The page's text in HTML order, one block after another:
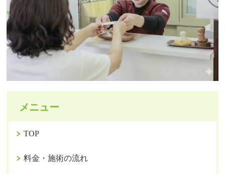
メニュー
TOP
料金・施術の流れ